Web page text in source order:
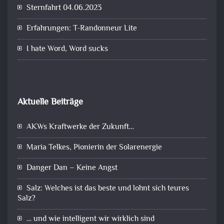
Sternfahrt 04.06.2023
Erfahrungen: T-Randonneur Lite
I hate Word, Word sucks
Aktuelle Beiträge
AKWs Kraftwerke der Zukunft…
Maria Telkes, Pionierin der Solarenergie
Danger Dan – Keine Angst
Salz: Welches ist das beste und lohnt sich teures
Salz?
… und wie intelligent wir wirklich sind